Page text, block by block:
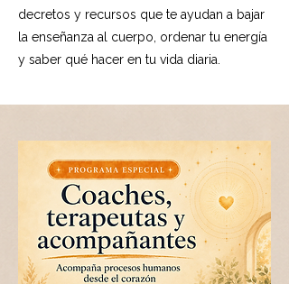
decretos y recursos que te ayudan a bajar
la enseñanza al cuerpo, ordenar tu energía
y saber qué hacer en tu vida diaria.